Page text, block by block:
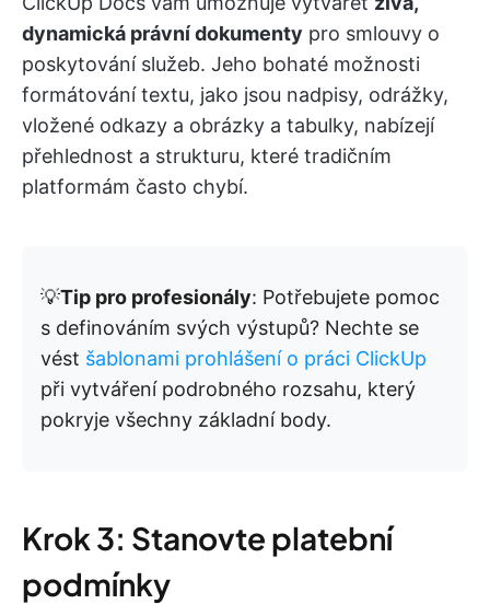
dynamická právní dokumenty pro smlouvy o
poskytování služeb. Jeho bohaté možnosti
formátování textu, jako jsou nadpisy, odrážky,
vložené odkazy a obrázky a tabulky, nabízejí
přehlednost a strukturu, které tradičním
platformám často chybí.
💡Tip pro profesionály: Potřebujete pomoc
s definováním svých výstupů? Nechte se
vést šablonami prohlášení o práci ClickUp
při vytváření podrobného rozsahu, který
pokryje všechny základní body.
Krok 3: Stanovte platební
podmínky